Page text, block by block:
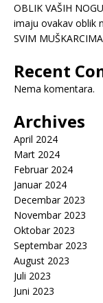
OBLIK VAŠIH
imaju ovakav oblik
SVIM MUŠKARCIMA
Recent
Nema komentara.
Archives
April 2024
Mart 2024
Februar 2024
Januar 2024
Decembar 2023
Novembar 2023
Oktobar 2023
Septembar 2023
August 2023
Juli 2023
Juni 2023